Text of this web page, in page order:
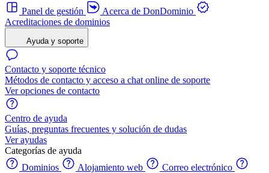
Panel de gestión
Acerca de DonDominio
Acreditaciones de dominios
Ayuda y soporte
Contacto y soporte técnico
Métodos de contacto y acceso a chat online de soporte
Ver opciones de contacto
Centro de ayuda
Guías, preguntas frecuentes y solución de dudas
Ver ayudas
Categorías de ayuda
Dominios
Alojamiento web
Correo electrónico